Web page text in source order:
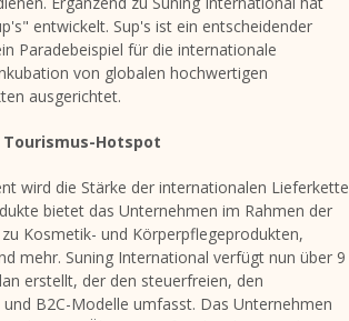
entwickelt. Sup's ist ein entscheidender
Paradebeispiel für die internationale
von globalen hochwertigen
ausgerichtet.
Hotspot
wird die Stärke der internationalen Lieferkette
bietet das Unternehmen im Rahmen der
Kosmetik- und Körperpflegeprodukten,
mehr. Suning International verfügt nun über 9
erstellt, der den steuerfreien, den
B2C-Modelle umfasst. Das Unternehmen